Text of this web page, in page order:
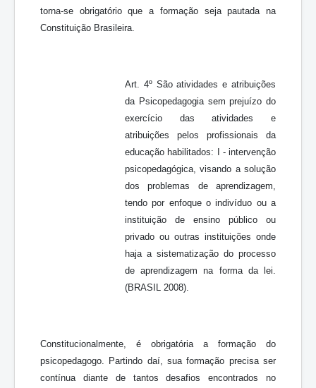
torna-se obrigatório que a formação seja pautada na
Constituição Brasileira.
Art. 4º São atividades e atribuições
da Psicopedagogia sem prejuízo do
exercício das atividades e
atribuições pelos profissionais da
educação habilitados: I - intervenção
psicopedagógica, visando a solução
dos problemas de aprendizagem,
tendo por enfoque o indivíduo ou a
instituição de ensino público ou
privado ou outras instituições onde
haja a sistematização do processo
de aprendizagem na forma da lei.
(BRASIL 2008).
Constitucionalmente, é obrigatória a formação do
psicopedagogo. Partindo daí, sua formação precisa ser
contínua diante de tantos desafios encontrados no